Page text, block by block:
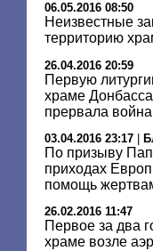
06.05.2016 08:50
Неизвестные
территорию
26.04.2016 20:59
Первую
храме
прервала война
03.04.2016 23:17
По призыву
приходах
помощь
26.02.2016 11:47
Первое за два
храме возле